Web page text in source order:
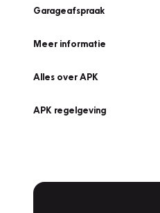
Garageafspraak
Meer informatie
Alles over APK
APK regelgeving